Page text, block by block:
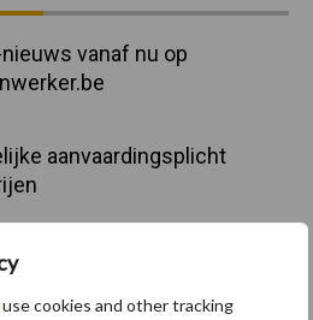
use cookies and other tracking
vanaf nu op
aanvaardingsplicht
lanceert EC02 Basic